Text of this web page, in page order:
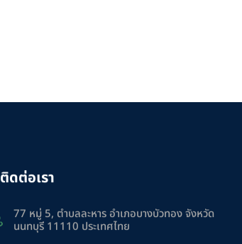
ติดต่อเรา
77 หมู่ 5, ตำบลละหาร อำเภอบางบัวทอง จังหวัด
นนทบุรี 11110 ประเทศไทย